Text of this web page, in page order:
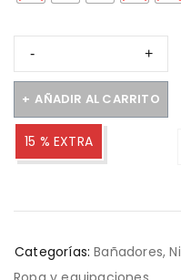
AÑADIR AL CARRITO
15 % EXTRA
Categorías: Bañadores,